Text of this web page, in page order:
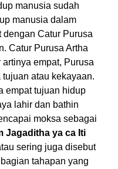
manusia sudah
manusia dalam
dengan Catur Purusa
Catur Purusa Artha
empat, Purusa
atau kekayaan.
empat tujuan hidup
lahir dan bathin
moksa sebagai
Jagaditha ya ca Iti
sering juga disebut
tahapan yang